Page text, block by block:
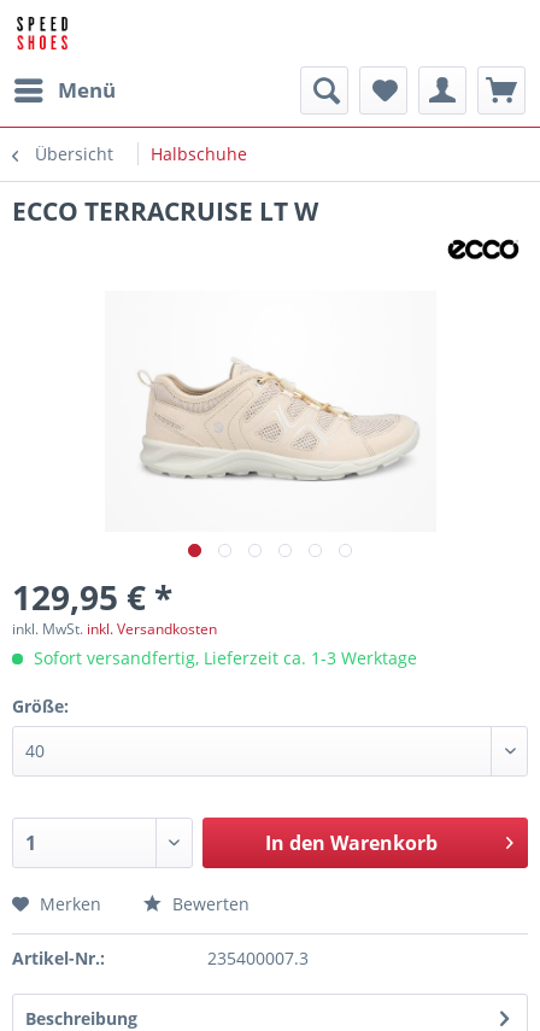
Menü
Übersicht Halbschuhe
ECCO TERRACRUISE LT W
129,95 € *
inkl. MwSt. inkl. Versandkosten
Sofort versandfertig, Lieferzeit ca. 1-3 Werktage
Größe:
In den Warenkorb
Merken Bewerten
Artikel-Nr.: 235400007.3
Beschreibung